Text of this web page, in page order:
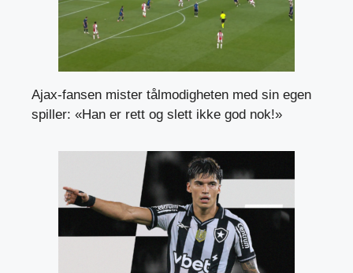
Ajax-fansen mister tålmodigheten med sin egen
spiller: «Han er rett og slett ikke god nok!»